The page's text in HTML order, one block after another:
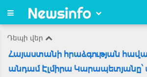
Դեպի վեր
Հայաստանի հրաձգության
անդամ Էլմիրա